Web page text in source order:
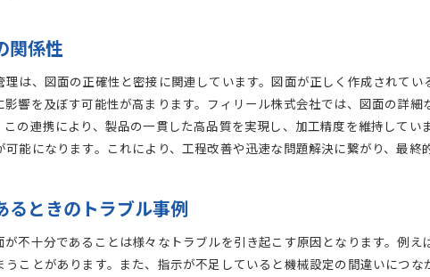
関係性
は、図面の正確性と密接に関連しています。図面が正しく作成されて
響を及ぼす可能性が高まります。フィリール株式会社では、図面の詳
の連携により、製品の一貫した高品質を実現し、加工精度を維持して
能になります。これにより、工程改善や迅速な問題解決に繋がり、最終
るときのトラブル事例
不十分であることは様々なトラブルを引き起こす原因となります。例
ことがあります。また、指示が不足していると機械設定の間違いにつ